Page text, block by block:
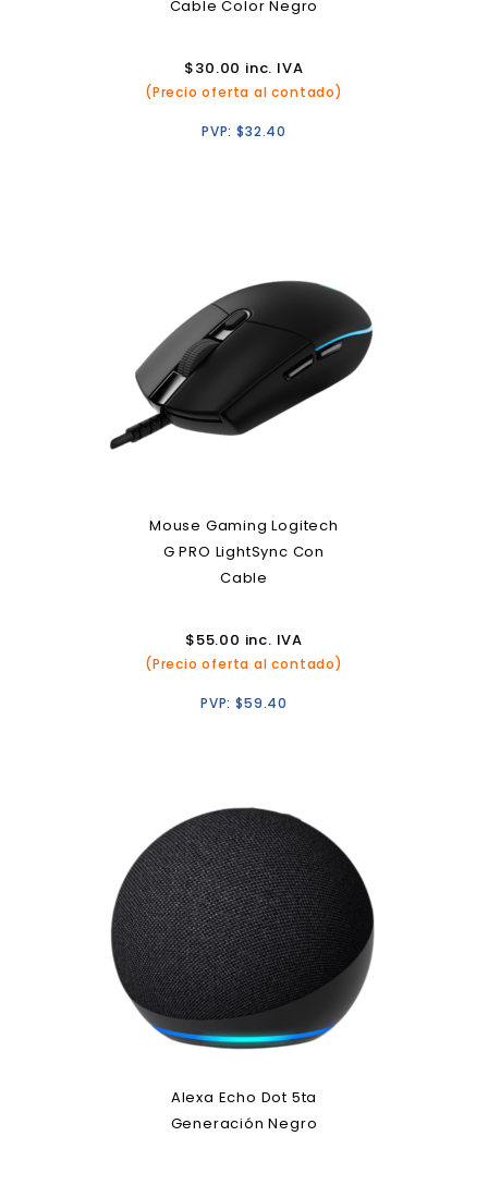
Cable Color Negro
$30.00 inc. IVA
(Precio oferta al contado)
PVP:$32.40
Mouse Gaming Logitech
G PRO LightSync Con
Cable
$55.00 inc. IVA
(Precio oferta al contado)
PVP:$59.40
Alexa Echo Dot 5ta
Generación Negro